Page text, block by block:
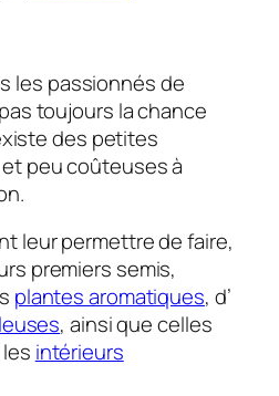
les passionnés de
toujours la chance
des petites
peu coûteuses à
leur permettre de faire,
premiers semis,
plantes aromatiques, d’
, ainsi que celles
intérieurs